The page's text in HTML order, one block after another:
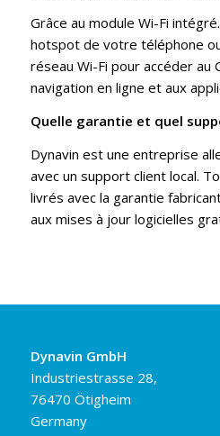
Grâce au module Wi-Fi
hotspot de votre téléphone
réseau Wi-Fi pour accéder au
navigation en ligne et aux
Quelle garantie et quel
Dynavin est une entreprise
avec un support client local.
livrés avec la garantie
aux mises à jour logicielles
Dynavin GmbH
Industriestrasse 28,
76470 Ötigheim
Germany